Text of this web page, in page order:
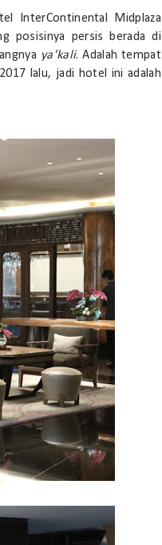
InterContinental Midplaza
posisinya persis berada di
ya'kali. Adalah tempat
lalu, jadi hotel ini adalah